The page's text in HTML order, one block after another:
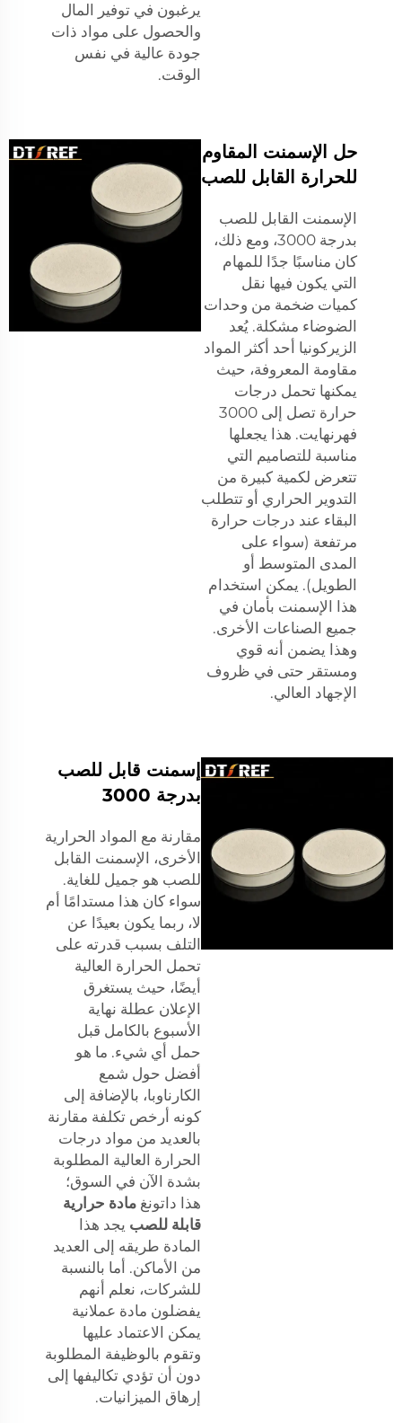
يرغبون في توفير المال
والحصول على مواد ذات
جودة عالية في نفس
الوقت.
حل الإسمنت المقاوم
للحرارة القابل للصب
الإسمنت القابل للصب
بدرجة 3000، ومع ذلك،
كان مناسبًا جدًا للمهام
التي يكون فيها نقل
كميات ضخمة من وحدات
الضوضاء مشكلة. يُعد
الزيركونيا أحد أكثر المواد
مقاومة المعروفة، حيث
يمكنها تحمل درجات
حرارة تصل إلى 3000
فهرنهايت. هذا يجعلها
مناسبة للتصاميم التي
تتعرض لكمية كبيرة من
التدوير الحراري أو تتطلب
البقاء عند درجات حرارة
مرتفعة (سواء على
المدى المتوسط أو
الطويل). يمكن استخدام
هذا الإسمنت بأمان في
جميع الصناعات الأخرى.
وهذا يضمن أنه قوي
ومستقر حتى في ظروف
الإجهاد العالي.
إسمنت قابل للصب
بدرجة 3000
مقارنة مع المواد الحرارية
الأخرى، الإسمنت القابل
للصب هو جميل للغاية.
سواء كان هذا مستدامًا أم
لا، ربما يكون بعيدًا عن
التلف بسبب قدرته على
تحمل الحرارة العالية
أيضًا، حيث يستغرق
الإعلان عطلة نهاية
الأسبوع بالكامل قبل
حمل أي شيء. ما هو
أفضل حول شمع
الكارناوبا، بالإضافة إلى
كونه أرخص تكلفة مقارنة
بالعديد من مواد درجات
الحرارة العالية المطلوبة
بشدة الآن في السوق؛
هذا داتونغ مادة حرارية
قابلة للصب يجد هذا
المادة طريقه إلى العديد
من الأماكن. أما بالنسبة
للشركات، نعلم أنهم
يفضلون مادة عملانية
يمكن الاعتماد عليها
وتقوم بالوظيفة المطلوبة
دون أن تؤدي تكاليفها إلى
إرهاق الميزانيات.